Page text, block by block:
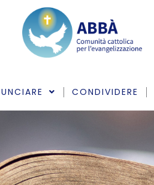
CONDIVIDERE